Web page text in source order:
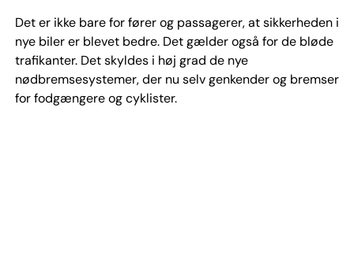
Det er ikke bare for fører og passagerer, at sikkerheden i
nye biler er blevet bedre. Det gælder også for de bløde
trafikanter. Det skyldes i høj grad de nye
nødbremsesystemer, der nu selv genkender og bremser
for fodgængere og cyklister.